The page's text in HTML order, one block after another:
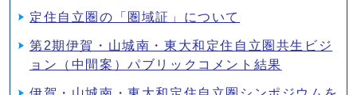
定住自立圏の「圏域証」について
第2期伊賀・山城南・東大和定住自立圏共生ビジ
ョン（中間案）パブリックコメント結果